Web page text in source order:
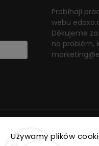
Używamy plików
Probíhají
webu
Děkujeme
na problém,